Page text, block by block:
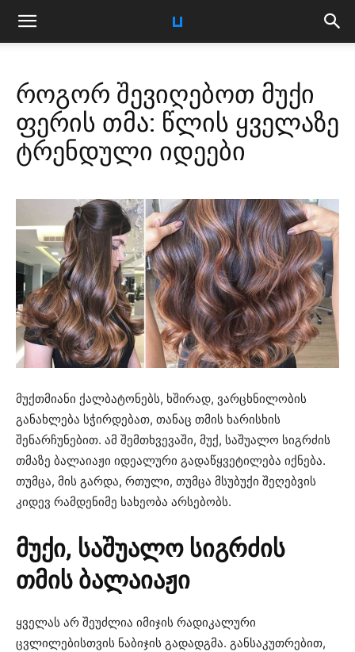
როგორ შევიღებოთ მუქი
ფერის თმა: წლის ყველაზე
ტრენდული იდეები
მუქთმიანი ქალბატონებს, ხშირად, ვარცხნილობის
განახლება სჭირდებათ, თანაც თმის ხარისხის
შენარჩუნებით. ამ შემთხვევაში, მუქ, საშუალო სიგრძის
თმაზე ბალაიაჟი იდეალური გადაწყვეტილება იქნება.
თუმცა, მის გარდა, რთული, თუმცა მსუბუქი შეღებვის
კიდევ რამდენიმე სახეობა არსებობს.
მუქი, საშუალო სიგრძის
თმის ბალაიაჟი
ყველას არ შეუძლია იმიჯის რადიკალური
ცვლილებისთვის ნაბიჯის გადადგმა. განსაკუთრებით,